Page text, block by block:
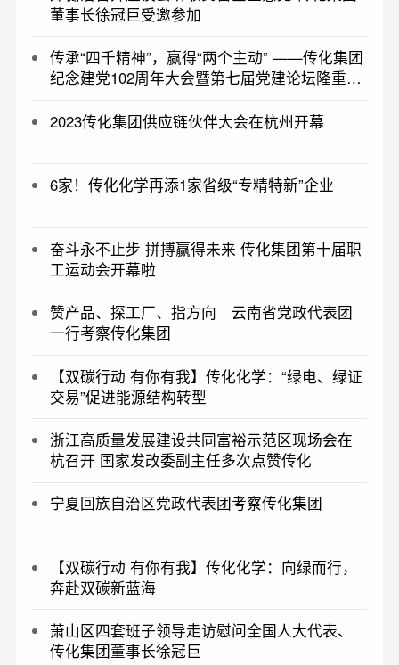
董事长徐冠巨受邀参加
传承“四千精神”，赢得“两个主动” ——传化集团
纪念建党102周年大会暨第七届党建论坛隆重举
行
2023传化集团供应链伙伴大会在杭州开幕
6家！传化化学再添1家省级“专精特新”企业
奋斗永不止步 拼搏赢得未来 传化集团第十届职
工运动会开幕啦
​赞产品、探工厂、指方向｜云南省党政代表团
一行考察传化集团
【双碳行动 有你有我】传化化学：“绿电、绿证
交易”促进能源结构转型
浙江高质量发展建设共同富裕示范区现场会在
杭召开 国家发改委副主任多次点赞传化
宁夏回族自治区党政代表团考察传化集团
【双碳行动 有你有我】传化化学：向绿而行，
奔赴双碳新蓝海
萧山区四套班子领导走访慰问全国人大代表、
传化集团董事长徐冠巨